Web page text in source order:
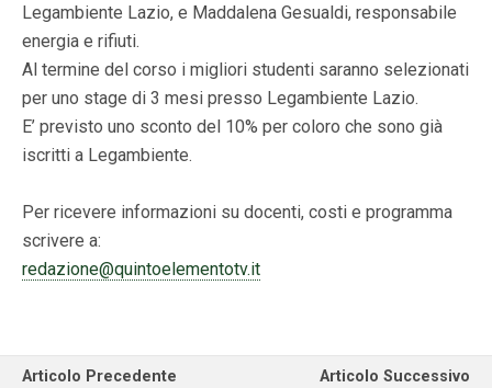
Legambiente Lazio, e Maddalena Gesualdi, responsabile
energia e rifiuti.
Al termine del corso i migliori studenti saranno selezionati
per uno stage di 3 mesi presso Legambiente Lazio.
E’ previsto uno sconto del 10% per coloro che sono già
iscritti a Legambiente.
Per ricevere informazioni su docenti, costi e programma
scrivere a:
redazione@quintoelementotv.it
Articolo Precedente
Articolo Successivo